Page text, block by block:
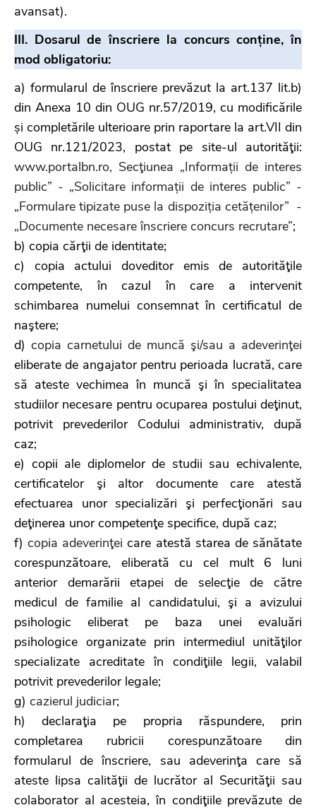
avansat).
III. Dosarul de înscriere la concurs conține, în
mod obligatoriu:
a) formularul de înscriere prevăzut la art.137 lit.b)
din Anexa 10 din OUG nr.57/2019, cu modificările
și completările ulterioare prin raportare la art.VII din
OUG nr.121/2023, postat pe site-ul autorităţii:
www.portalbn.ro, Secţiunea „Informații de interes
public” - „Solicitare informații de interes public” -
„Formulare tipizate puse la dispoziția cetățenilor” -
„Documente necesare înscriere concurs recrutare”;
b) copia cărţii de identitate;
c) copia actului doveditor emis de autorităţile
competente, în cazul în care a intervenit
schimbarea numelui consemnat în certificatul de
naştere;
d) copia carnetului de muncă şi/sau a adeverinţei
eliberate de angajator pentru perioada lucrată, care
să ateste vechimea în muncă şi în specialitatea
studiilor necesare pentru ocuparea postului deţinut,
potrivit prevederilor Codului administrativ, după
caz;
e) copii ale diplomelor de studii sau echivalente,
certificatelor şi altor documente care atestă
efectuarea unor specializări şi perfecţionări sau
deţinerea unor competenţe specifice, după caz;
f)copia adeverinţei care atestă starea de sănătate
corespunzătoare, eliberată cu cel mult 6 luni
anterior demarării etapei de selecţie de către
medicul de familie al candidatului, şi a avizului
psihologic eliberat pe baza unei evaluări
psihologice organizate prin intermediul unităţilor
specializate acreditate în condiţiile legii, valabil
potrivit prevederilor legale;
g) cazierul judiciar;
h) declaraţia pe propria răspundere, prin
completarea rubricii corespunzătoare din
formularul de înscriere, sau adeverinţa care să
ateste lipsa calităţii de lucrător al Securităţii sau
colaborator al acesteia, în condiţiile prevăzute de